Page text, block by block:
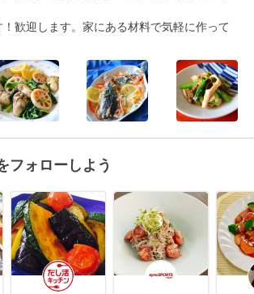
歓迎します。家にある材料で気軽に作って
フォローしよう